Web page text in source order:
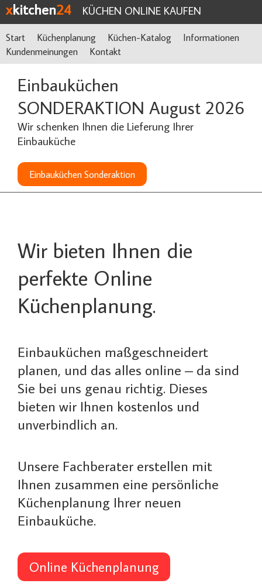
xkitchen24 KÜCHEN ONLINE KAUFEN
Start Küchenplanung Küchen-Katalog
Informationen
Kundenmeinungen
Kontakt
Einbauküchen
SONDERAKTION August 2026
Wir schenken Ihnen die Lieferung Ihrer
Einbauküche
Einbauküchen Sonderaktion
Wir bieten Ihnen die
perfekte Online
Küchenplanung.
Einbauküchen maßgeschneidert
planen, und das alles online – da sind
Sie bei uns genau richtig. Dieses
bieten wir Ihnen kostenlos und
unverbindlich an.
Unsere Fachberater erstellen mit
Ihnen zusammen eine persönliche
Küchenplanung Ihrer neuen
Einbauküche.
Online Küchenplanung